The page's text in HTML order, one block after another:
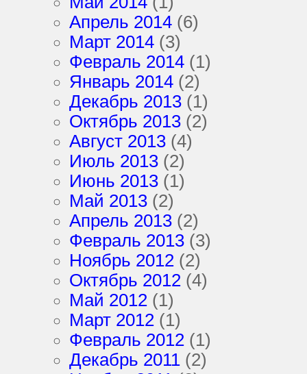
Апрель 2014 (6)
Март 2014 (3)
Февраль 2014 (1)
Январь 2014 (2)
Декабрь 2013 (1)
Октябрь 2013 (2)
Август 2013 (4)
Июль 2013 (2)
Июнь 2013 (1)
Май 2013 (2)
Апрель 2013 (2)
Февраль 2013 (3)
Ноябрь 2012 (2)
Октябрь 2012 (4)
Май 2012 (1)
Март 2012 (1)
Февраль 2012 (1)
Декабрь 2011 (2)